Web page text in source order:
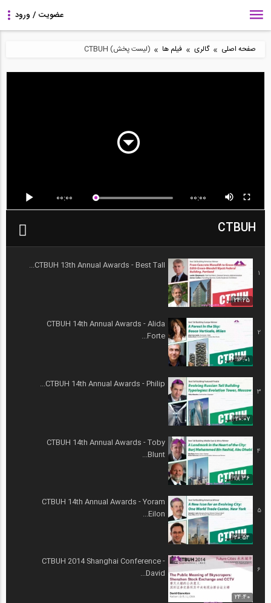
صفحه اصلی » گالری » فیلم ها » (لیست پخش) CTBUH
00:00 00:00
CTBUH
1
24:25
CTBUH 13th Annual Awards - Best Tall...
2
16:01
CTBUH 14th Annual Awards - Alida
Forte...
3
20:07
CTBUH 14th Annual Awards - Philip...
4
18:36
CTBUH 14th Annual Awards - Toby
Blunt...
5
20:54
CTBUH 14th Annual Awards - Yoram
Eilon...
6
24:40
CTBUH 2014 Shanghai Conference -
David...